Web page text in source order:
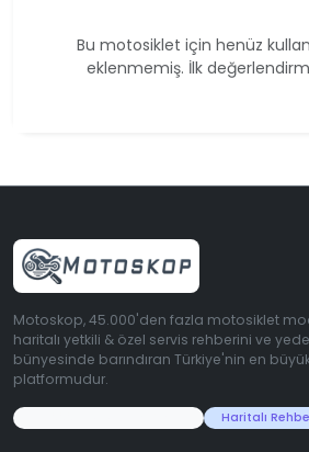
Bu motosiklet için henüz
eklenmemiş. İlk
Motoskop, 45.000'den fazla motosiklet
haritalı yetkili & özel servis rehberini ve
bünyesinde barındıran Türkiye'nin en
platformudur.
Haritalı